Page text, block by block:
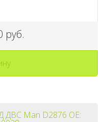
руб.
ДВС Man D2876 OE: